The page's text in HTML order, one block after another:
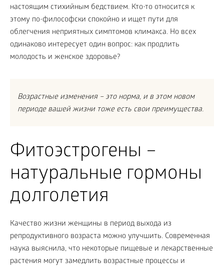
настоящим стихийным бедствием. Кто-то относится к
этому по-философски спокойно и ищет пути для
облегчения неприятных симптомов климакса. Но всех
одинаково интересует один вопрос: как продлить
молодость и женское здоровье?
Возрастные изменения – это норма, и в этом новом
периоде вашей жизни тоже есть свои преимущества.
Фитоэстрогены –
натуральные гормоны
долголетия
Качество жизни женщины в период выхода из
репродуктивного возраста можно улучшить. Современная
наука выяснила, что некоторые пищевые и лекарственные
растения могут замедлить возрастные процессы и